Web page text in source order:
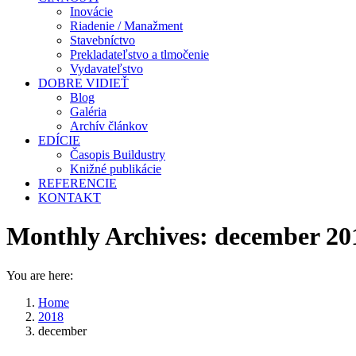
Inovácie
Riadenie / Manažment
Stavebníctvo
Prekladateľstvo a tlmočenie
Vydavateľstvo
DOBRE VIDIEŤ
Blog
Galéria
Archív článkov
EDÍCIE
Časopis Buildustry
Knižné publikácie
REFERENCIE
KONTAKT
Monthly Archives: december
You are here:
Home
2018
december